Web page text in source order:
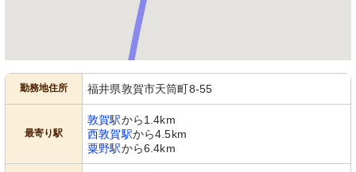
勤務地住所 福井県敦賀市天筒町8-55
最寄り駅
敦賀駅から1.4km
西敦賀駅から4.5km
粟野駅から6.4km